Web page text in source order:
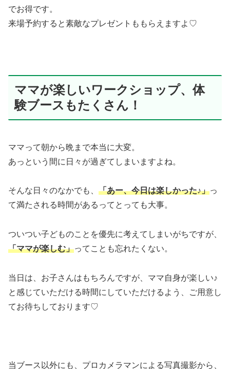
でお得です。
来場予約すると素敵なプレゼントももらえますよ♡
ママが楽しいワークショップ、体
験ブースもたくさん！
ママって朝から晩まで本当に大変。
あっという間に日々が過ぎてしまいますよね。
そんな日々のなかでも、 「あー、今日は楽しかった♪」っ
て満たされる時間があるってとっても大事。
ついつい子どものことを優先に考えてしまいがちですが、
「ママが楽しむ」ってことも忘れたくない。
当日は、お子さんはもちろんですが、ママ自身が楽しい♪
と感じていただける時間にしていただけるよう、ご用意し
てお待ちしております♡
当ブース以外にも、プロカメラマンによる写真撮影から、